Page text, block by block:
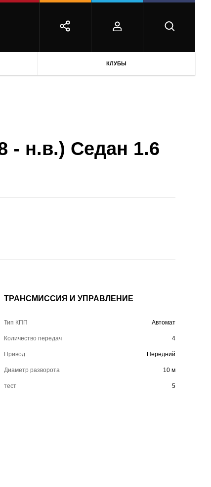
КЛУБЫ
- н.в.) Седан 1.6
ТРАНСМИССИЯ И УПРАВЛЕНИЕ
Тип КПП Автомат
Количество передач 4
Привод Передний
Диаметр разворота 10 м
тест 5